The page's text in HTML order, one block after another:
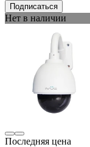
Подписаться
Нет в наличии
Последняя цена